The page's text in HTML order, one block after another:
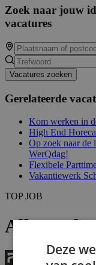
Zoek naar jouw
vacatures
Vacatures zoeken
Gerelateerde
Kom werken in
High End
Op zoek naar de
WerQdag!
Flexibele
Vakantiewerk
TOP JOB
Allround
Deze